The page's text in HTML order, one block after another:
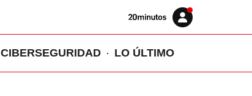
Volver
Iniciar
sesión
CIBERSEGURIDAD LO ÚLTIMO